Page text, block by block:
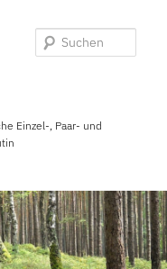
Einzel-, Paar- und